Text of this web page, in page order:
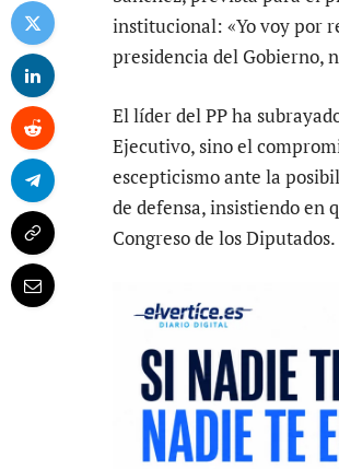
institucional: «Yo voy por
presidencia del Gobierno,
El líder del PP ha
Ejecutivo, sino el
escepticismo ante la
de defensa, insistiendo en
Congreso de los Diputados.